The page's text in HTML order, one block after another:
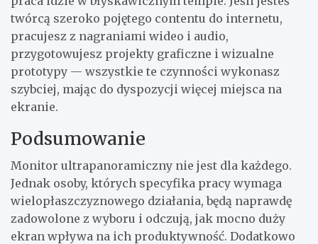
twórcą szeroko pojętego contentu do internetu,
pracujesz z nagraniami wideo i audio,
przygotowujesz projekty graficzne i wizualne
prototypy — wszystkie te czynności wykonasz
szybciej, mając do dyspozycji więcej miejsca na
ekranie.
Podsumowanie
Monitor ultrapanoramiczny nie jest dla każdego.
Jednak osoby, których specyfika pracy wymaga
wielopłaszczyznowego działania, będą naprawdę
zadowolone z wyboru i odczują, jak mocno duży
ekran wpływa na ich produktywność. Dodatkowo